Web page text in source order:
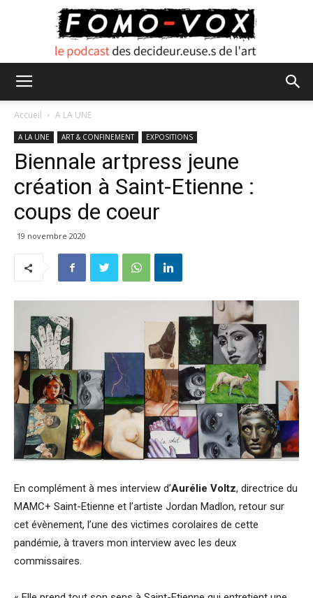
Accueil A LA UNE
A LA UNE ART & CONFINEMENT EXPOSITIONS
Biennale artpress jeune
création à Saint-Etienne :
coups de coeur
19 novembre 2020
En complément à mes interview d’Aurélie Voltz, directrice du
MAMC+ Saint-Etienne et l’artiste Jordan Madlon, retour sur
cet évènement, l’une des victimes corolaires de cette
pandémie, à travers mon interview avec les deux
commissaires.